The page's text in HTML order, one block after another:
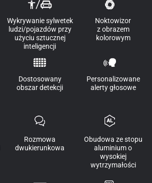
Wykrywanie sylwetek
ludzi/pojazdów przy
użyciu sztucznej
inteligencji
Noktowizor
z obrazem
kolorowym
Dostosowany
obszar detekcji
Personalizowane
alerty głosowe
Rozmowa
dwukierunkowa
Obudowa ze stopu
aluminium o
wysokiej
wytrzymałości